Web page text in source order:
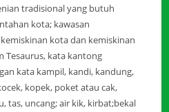
tradisional yang butuh
kota; kawasan
kota dan kemiskinan
Tesaurus, kata kantong
kata kampil, kandi, kandung,
kopek, poket atau cak,
tas, uncang; air kik, kirbat;bekal